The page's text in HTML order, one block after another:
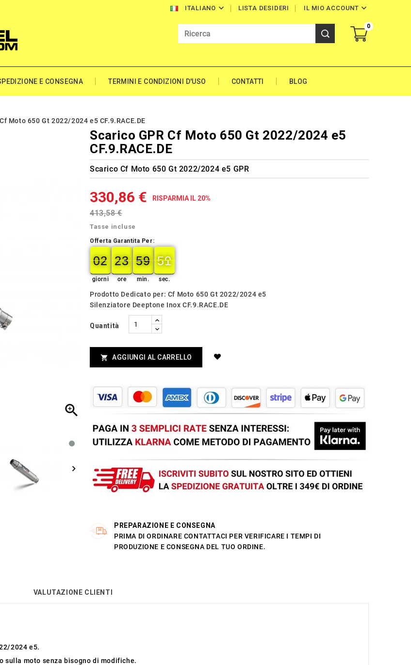
ITALIANO  IL MIO ACCOUNT 
LISTA DESIDERI
0
E CONSEGNA TERMINI E CONDIZIONI D'USO CONTATTI BLOG
Moto 650 Gt 2022/2024 e5 CF.9.RACE.DE

Scarico GPR Cf Moto 650 Gt 2022/2024 e5
CF.9.RACE.DE
Scarico Cf Moto 650 Gt 2022/2024 e5 GPR
330,86 € RISPARMIA IL 20%
413,58 €
Tasse incluse
Offerta Garantita Per:
02
02
00
giorni
23
23
00
ore
59
59
00
min.
49
49
50
sec.
Prodotto Dedicato per: Cf Moto 650 Gt 2022/2024 e5
Silenziatore Deeptone Inox CF.9.RACE.DE
Quantità
 AGGIUNGI AL CARRELLO
PREPARAZIONE E CONSEGNA
PRIMA DI ORDINARE CONTATTACI PER VERIFICARE I TEMPI DI
PRODUZIONE E CONSEGNA DEL TUO ORDINE.
VALUTAZIONE CLIENTI
2024 e5.
moto senza bisogno di modifiche.